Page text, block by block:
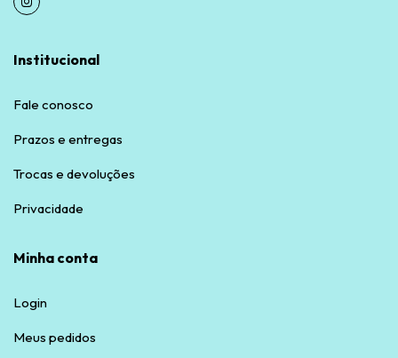
Institucional
Fale conosco
Prazos e entregas
Trocas e devoluções
Privacidade
Minha conta
Login
Meus pedidos